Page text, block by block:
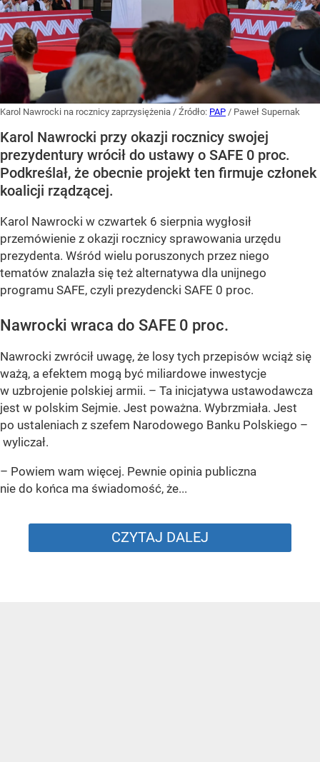
Karol Nawrocki na rocznicy zaprzysiężenia / Źródło: PAP / Paweł Supernak
Karol Nawrocki przy okazji rocznicy swojej
prezydentury wrócił do ustawy o SAFE 0 proc.
Podkreślał, że obecnie projekt ten firmuje członek
koalicji rządzącej.
Karol Nawrocki w czwartek 6 sierpnia wygłosił
przemówienie z okazji rocznicy sprawowania urzędu
prezydenta. Wśród wielu poruszonych przez niego
tematów znalazła się też alternatywa dla unijnego
programu SAFE, czyli prezydencki SAFE 0 proc.
Nawrocki wraca do SAFE 0 proc.
Nawrocki zwrócił uwagę, że losy tych przepisów wciąż się
ważą, a efektem mogą być miliardowe inwestycje
w uzbrojenie polskiej armii. – Ta inicjatywa ustawodawcza
jest w polskim Sejmie. Jest poważna. Wybrzmiała. Jest
po ustaleniach z szefem Narodowego Banku Polskiego –
wyliczał.
– Powiem wam więcej. Pewnie opinia publiczna
nie do końca ma świadomość, że...
CZYTAJ DALEJ